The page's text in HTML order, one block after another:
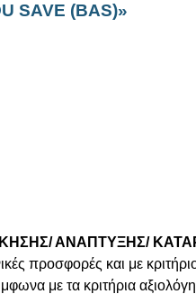
SAVE (BAS)»
ΑΝΑΠΤΥΞΗΣ/
προσφορές και με
με τα κριτήρια